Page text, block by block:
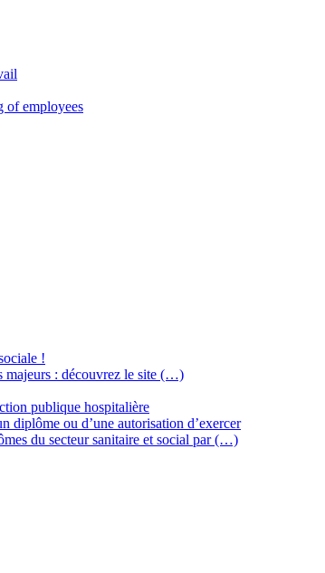
of employees
!
majeurs : découvrez le site (…)
publique hospitalière
diplôme ou d’une autorisation d’exercer
du secteur sanitaire et social par (…)